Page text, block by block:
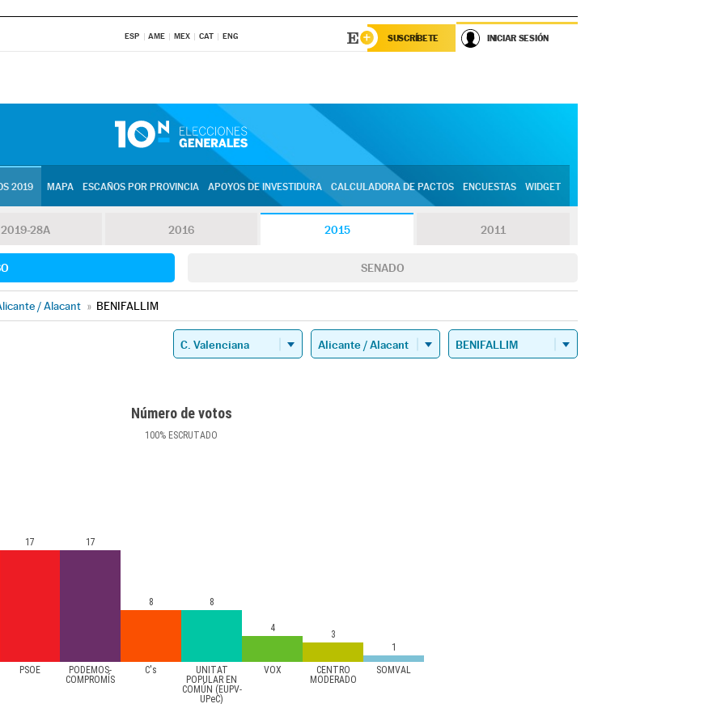
ESP AME MEX CAT ENG SUSCRÍBETE INICIAR SESIÓN
2019 MAPA ESCAÑOS POR PROVINCIA APOYOS DE INVESTIDURA CALCULADORA DE PACTOS ENCUESTAS WIDGET
2019-28A 2016 2015 2011
SENADO
/ Alacant » BENIFALLIM
Número de votos
100% ESCRUTADO
PSOE
PODEMOS-
COMPROMÍS
C's
UNITAT
POPULAR EN
COMÚN (EUPV-
UPeC)
VOX
CENTRO
MODERADO
SOMVAL
17 17
8 8
4
3
1